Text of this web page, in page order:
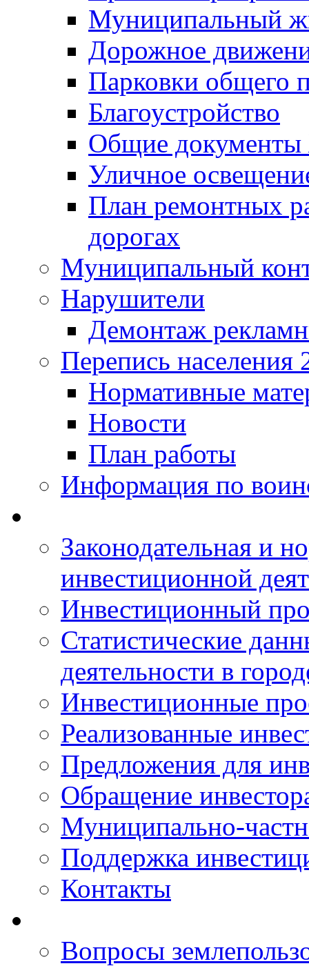
Муниципальный
Дорожное
Парковки общего
Благоустройство
Общие
Уличное
План ремонтных
дорогах
Муниципальный
Нарушители
Демонтаж
Перепись населения
Нормативные
Новости
План работы
Информация по
Законодательная и
инвестиционной
Инвестиционный
Статистические
деятельности в
Инвестиционные
Реализованные
Предложения для
Обращение
Муниципально-
Поддержка
Контакты
Вопросы